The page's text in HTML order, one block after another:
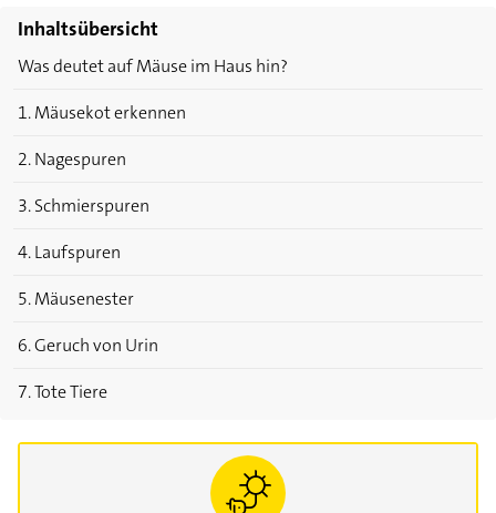
Inhaltsübersicht
Was deutet auf Mäuse im Haus hin?
1. Mäusekot erkennen
2. Nagespuren
3. Schmierspuren
4. Laufspuren
5. Mäusenester
6. Geruch von Urin
7. Tote Tiere